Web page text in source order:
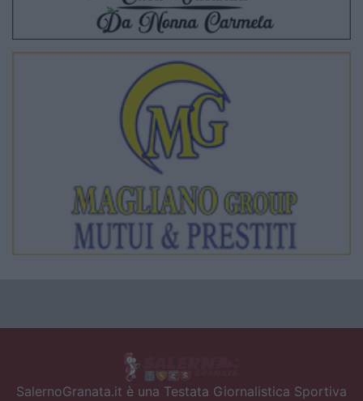
SalernoGranata.it è una Testata Giornalistica Sportiva